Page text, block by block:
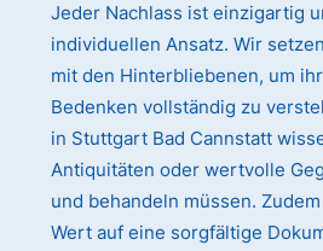
Jeder Nachlass ist einzigartig
individuellen Ansatz. Wir
mit den Hinterbliebenen, um
Bedenken vollständig zu
in Stuttgart Bad Cannstatt
Antiquitäten oder wertvolle
und behandeln müssen.
Wert auf eine sorgfältige